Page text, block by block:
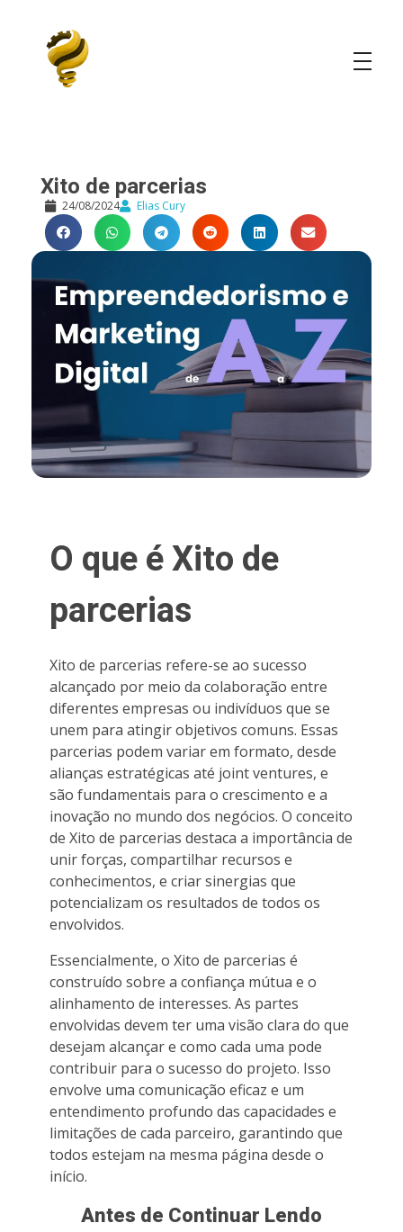
Xito de parcerias
24/08/2024 Elias Cury
O que é Xito de
parcerias
Xito de parcerias refere-se ao sucesso
alcançado por meio da colaboração entre
diferentes empresas ou indivíduos que se
unem para atingir objetivos comuns. Essas
parcerias podem variar em formato, desde
alianças estratégicas até joint ventures, e
são fundamentais para o crescimento e a
inovação no mundo dos negócios. O conceito
de Xito de parcerias destaca a importância de
unir forças, compartilhar recursos e
conhecimentos, e criar sinergias que
potencializam os resultados de todos os
envolvidos.
Essencialmente, o Xito de parcerias é
construído sobre a confiança mútua e o
alinhamento de interesses. As partes
envolvidas devem ter uma visão clara do que
desejam alcançar e como cada uma pode
contribuir para o sucesso do projeto. Isso
envolve uma comunicação eficaz e um
entendimento profundo das capacidades e
limitações de cada parceiro, garantindo que
todos estejam na mesma página desde o
início.
Antes de Continuar Lendo